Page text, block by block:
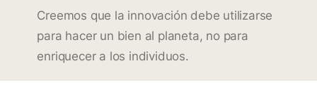
Creemos que la innovación debe utilizarse
para hacer un bien al planeta, no para
enriquecer a los individuos.